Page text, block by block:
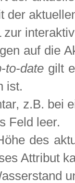
der
zur
auf die
to-date gilt
ist.
z.B. bei
Feld leer.
des
Attribut